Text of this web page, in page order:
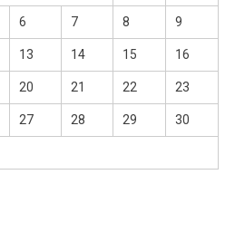
6 7 8 9
13 14 15 16
20 21 22 23
27 28 29 30